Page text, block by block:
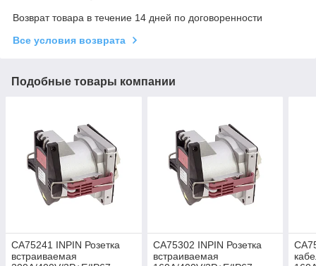
Возврат товара в течение 14 дней по договоренности
Все условия возврата
Подобные товары компании
CA75241 INPIN Розетка
встраиваемая
CA75302 INPIN Розетка
встраиваемая